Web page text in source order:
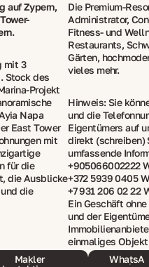
auf Zypern,
mit 3
Stock des
Projekt
Napa
East Tower
mit
für die
die Ausblicke
die
Die Premium-
Administrator,
Fitness- und
Restaurants,
Gärten,
vieles mehr.
Hinweis: Sie
und die
Eigentümers auf
direkt (schreiben)
umfassende
+905066002222
+372 5939 0405
+7 931 206 02 22
Ein Geschäft
und der
einmaliges
Makler
WhatsA